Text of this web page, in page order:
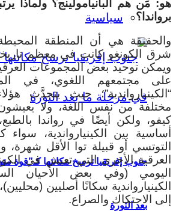
سياسية
جنوب إفريقيا ترسخ مكانتها كـ”قوة
بعد الثورة
هو: مَن هم البانيامولينج؟ ولماذا
برواندا؟
والحقيقة هي أن المنطقة
شرق الكونغو كانت في معظم
ويمكن توحيد بعض المجموعات العرقية
على مجتمعهم اللغوي، في
“الكينيارواندية”؛ حيث يتحدَّث
مختلفة من نفس اللغة، ولا
كيفو، ولكن أيضًا في رواندا
أساسية بين الكينيارواندية، سواء
التوتسي أو قبيلة توا الأقل شهرة،
العرقية الأخرى التي تعيش في
اليومي (وفي بعض الأحيان
الكينيارواندية سكانًا أصليين
إلى الاحتكاك والصراع.